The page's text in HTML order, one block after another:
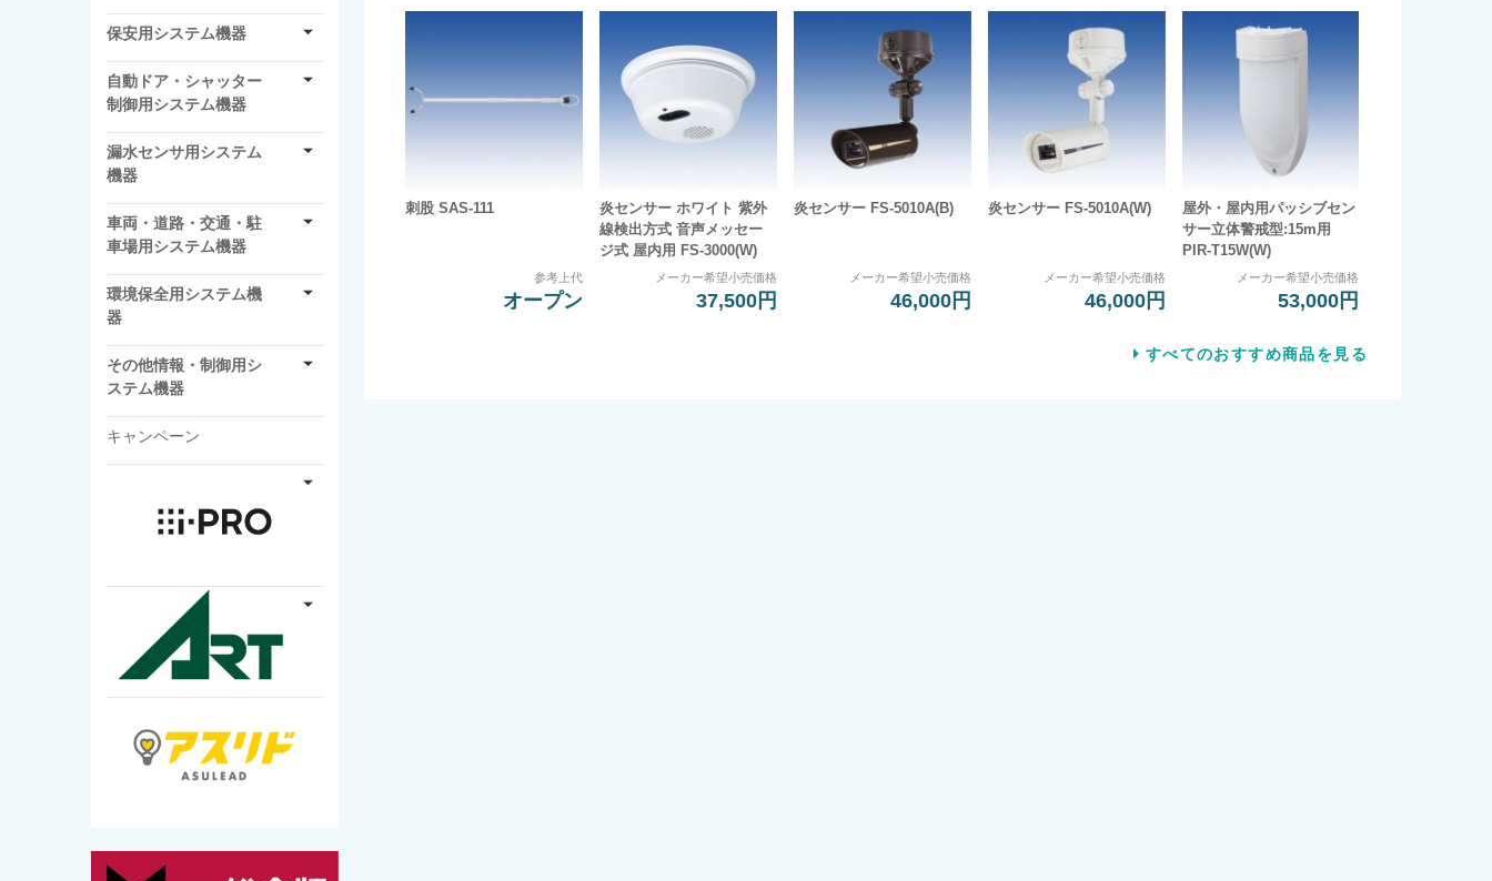
刺股 SAS-111
参考上代
オープン
炎センサー ホワイト 紫外
線検出方式 音声メッセー
ジ式 屋内用 FS-3000(W)
メーカー希望小売価格
37,500円
炎センサー FS-5010A(B)
メーカー希望小売価格
46,000円
炎センサー FS-5010A(W)
メーカー希望小売価格
46,000円
屋外・屋内用パッシブセン
サー立体警戒型:15m用
PIR-T15W(W)
メーカー希望小売価格
53,000円
すべてのおすすめ商品を見る
保安用システム機器
自動ドア・シャッター
制御用システム機器
漏水センサ用システム
機器
車両・道路・交通・駐
車場用システム機器
環境保全用システム機
器
その他情報・制御用シ
ステム機器
キャンペーン